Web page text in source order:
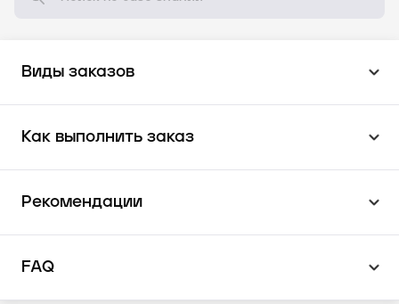
Виды заказов
Как выполнить заказ
Рекомендации
FAQ